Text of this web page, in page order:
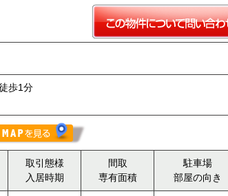
歩1分
取引態様
入居時期
間取
専有面積
駐車場
部屋の向き